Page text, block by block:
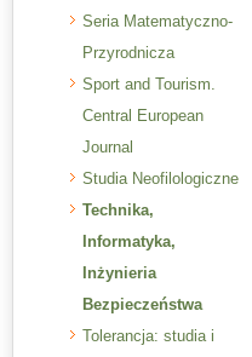
Seria Matematyczno-
Przyrodnicza
Sport and Tourism.
Central European
Journal
Studia Neofilologiczne
Technika,
Informatyka,
Inżynieria
Bezpieczeństwa
Tolerancja: studia i